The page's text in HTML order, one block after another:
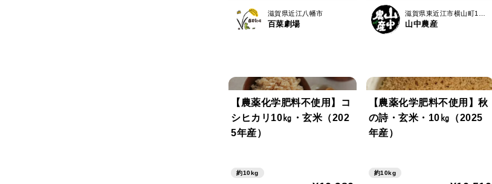
滋賀県近江八幡市
百菜劇場 山中農産
【農薬化学肥料不使用】コ
シヒカリ10㎏・玄米（202
5年産）
約10kg
【農薬化学肥料不使用】秋
の詩・玄米・10㎏（2025
年産）
約10kg